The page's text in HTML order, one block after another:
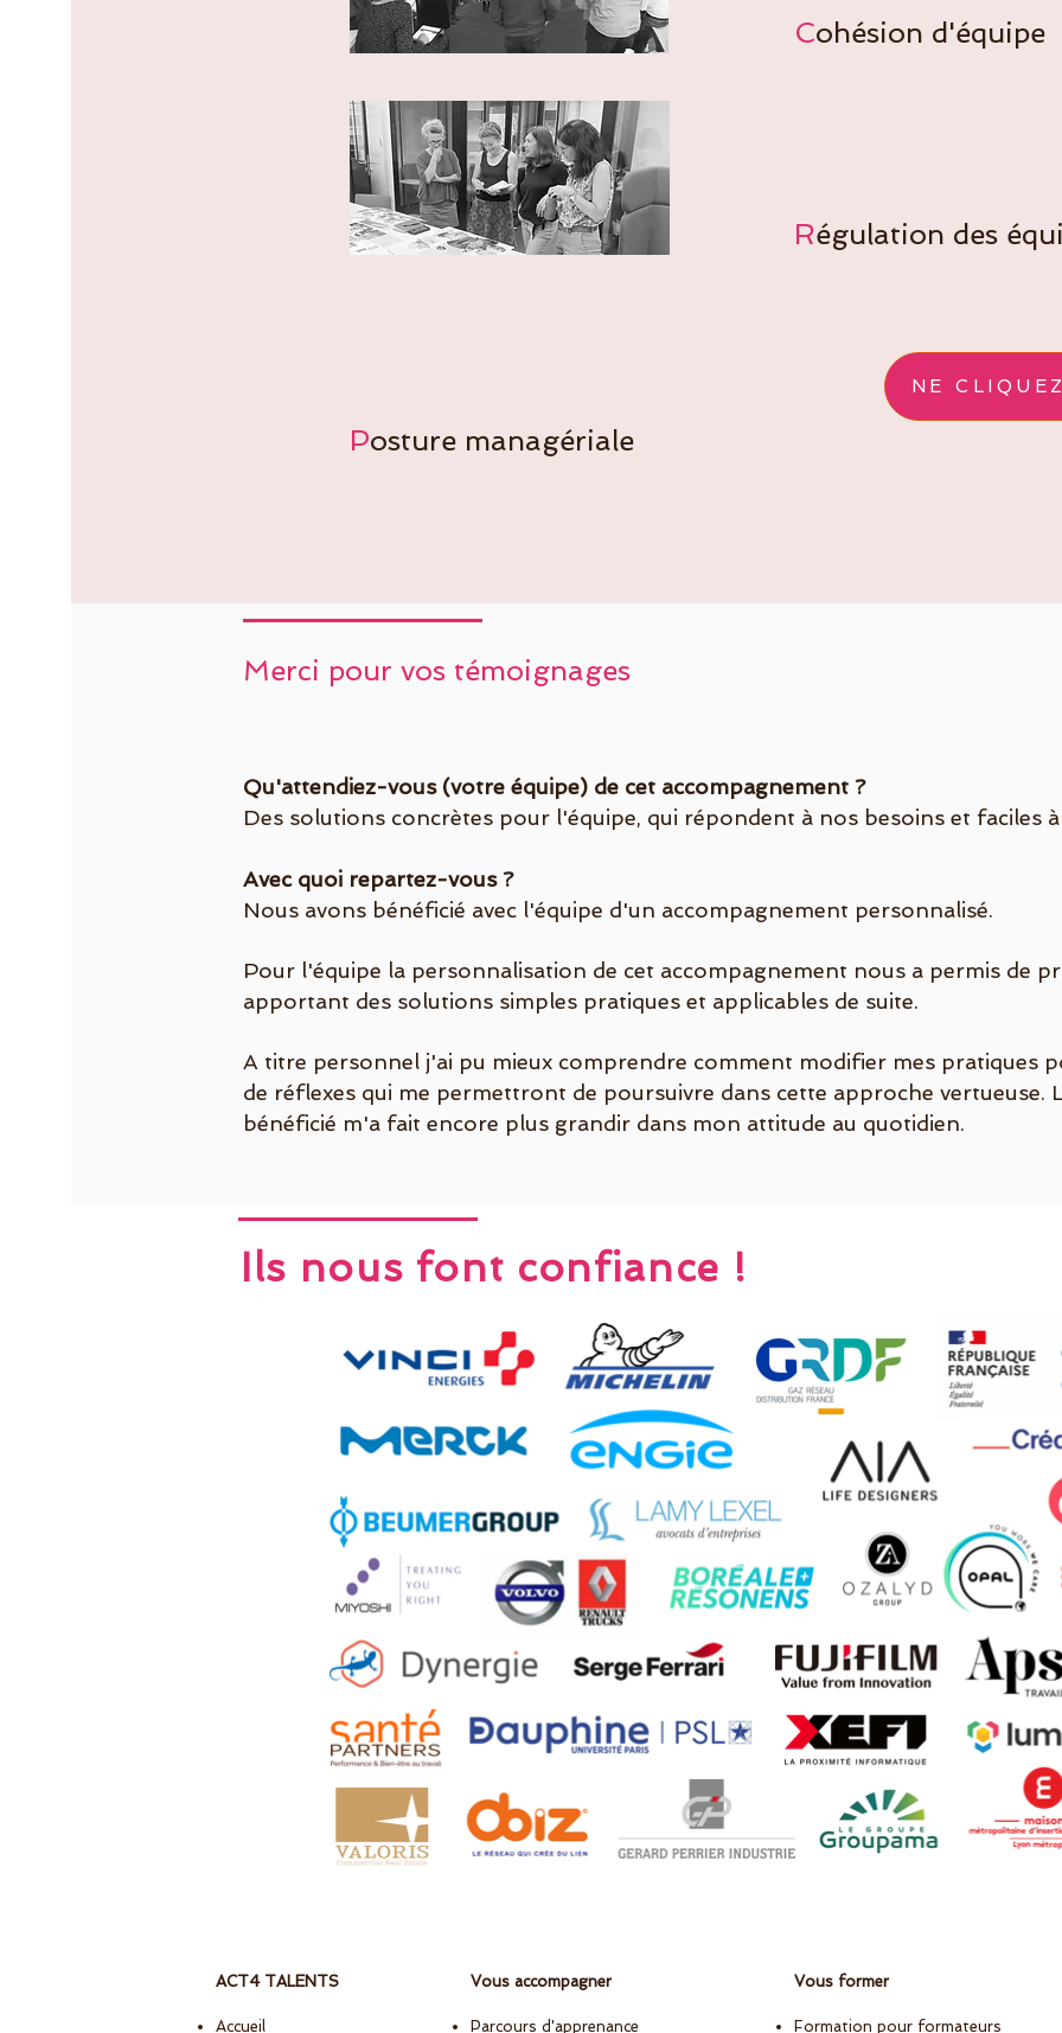
Cohésion d'équipe
Régulation des
Posture managériale
NE
Merci pour vos témoignages
Qu'attendiez-vous (votre équipe) de cet accompagnement ?
Des solutions concrètes pour l'équipe, qui répondent à nos besoins et faciles
Avec quoi repartez-vous ?
Nous avons bénéficié avec l'équipe d'un accompagnement personnalisé.
Pour l'équipe la personnalisation de cet accompagnement nous a permis de
apportant des solutions simples pratiques et applicables de suite.
A titre personnel j'ai pu mieux comprendre comment modifier mes pratiques
de réflexes qui me permettront de poursuivre dans cette approche vertueuse.
bénéficié m'a fait encore plus grandir dans mon attitude au quotidien.
Ils nous font confiance !
ACT4 TALENTS
Accueil
Vous accompagner
Parcours d'apprenance
Vous former
Formation pour formateurs